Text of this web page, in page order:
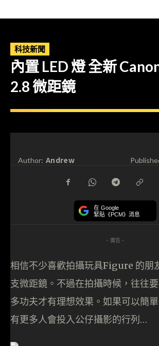
科技新聞
內置 LED 燈 全新
2.8 微距鏡
Author: Andrew
在 Google
緊貼《PCM》消息
- 廣告 -
相信不少喜歡拍攝玩具Figure 的朋
支微距鏡。不過在拍攝時候，往往
多功夫才有理想效果。如果可以簡
有更多人會投入公仔攝影的行列…